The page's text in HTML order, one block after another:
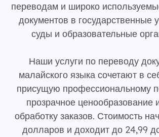
переводам и широко
документов в государственные
суды и образовательные
Наши услуги по переводу
малайского языка сочетают в
присущую профессиональному
прозрачное ценообразование
обработку заказов. Стоимость
долларов и доходит до 24,99